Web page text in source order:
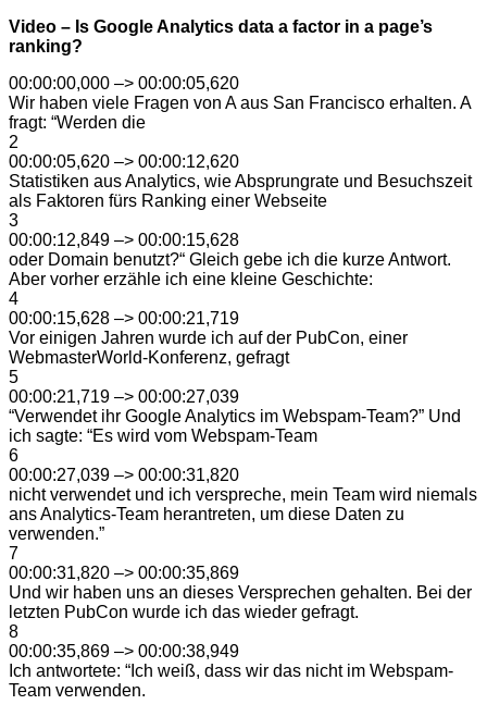
Video – Is Google Analytics data a factor in a page’s
ranking?
00:00:00,000 –> 00:00:05,620
Wir haben viele Fragen von A aus San Francisco erhalten. A
fragt: “Werden die
2
00:00:05,620 –> 00:00:12,620
Statistiken aus Analytics, wie Absprungrate und Besuchszeit
als Faktoren fürs Ranking einer Webseite
3
00:00:12,849 –> 00:00:15,628
oder Domain benutzt?“ Gleich gebe ich die kurze Antwort.
Aber vorher erzähle ich eine kleine Geschichte:
4
00:00:15,628 –> 00:00:21,719
Vor einigen Jahren wurde ich auf der PubCon, einer
WebmasterWorld-Konferenz, gefragt
5
00:00:21,719 –> 00:00:27,039
“Verwendet ihr Google Analytics im Webspam-Team?” Und
ich sagte: “Es wird vom Webspam-Team
6
00:00:27,039 –> 00:00:31,820
nicht verwendet und ich verspreche, mein Team wird niemals
ans Analytics-Team herantreten, um diese Daten zu
verwenden.”
7
00:00:31,820 –> 00:00:35,869
Und wir haben uns an dieses Versprechen gehalten. Bei der
letzten PubCon wurde ich das wieder gefragt.
8
00:00:35,869 –> 00:00:38,949
Ich antwortete: “Ich weiß, dass wir das nicht im Webspam-
Team verwenden.